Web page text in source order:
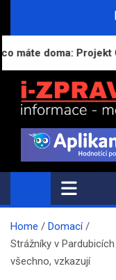
doma: Projekt
i-
Přehled zpráv,
Home
Domací
Strážníky v
všechno, vzkazují